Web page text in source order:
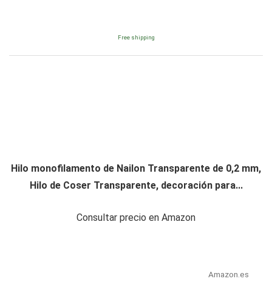
Free shipping
Hilo monofilamento de Nailon Transparente de 0,2 mm,
Hilo de Coser Transparente, decoración para...
Consultar precio en Amazon
Amazon.es